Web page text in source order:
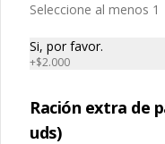
Seleccione al menos 1
Si, por favor.
+$2.000
Ración extra de
uds)